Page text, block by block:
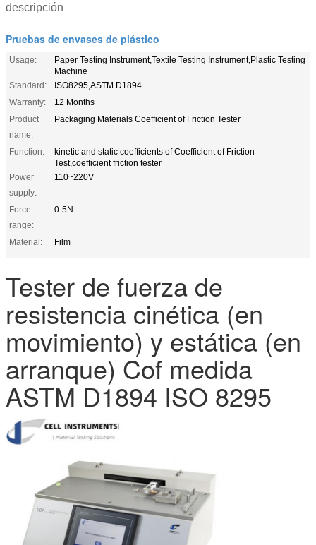
descripción
Pruebas de envases de plástico
Usage:
Paper Testing Instrument,Textile Testing Instrument,Plastic Testing
Machine
Standard:
ISO8295,ASTM D1894
Warranty:
12 Months
Product
name:
Packaging Materials Coefficient of Friction Tester
Function:
kinetic and static coefficients of Coefficient of Friction
Test,coefficient friction tester
Power
supply:
110~220V
Force
range:
0-5N
Material: Film
Tester de fuerza de
resistencia cinética (en
movimiento) y estática (en
arranque) Cof medida
ASTM D1894 ISO 8295